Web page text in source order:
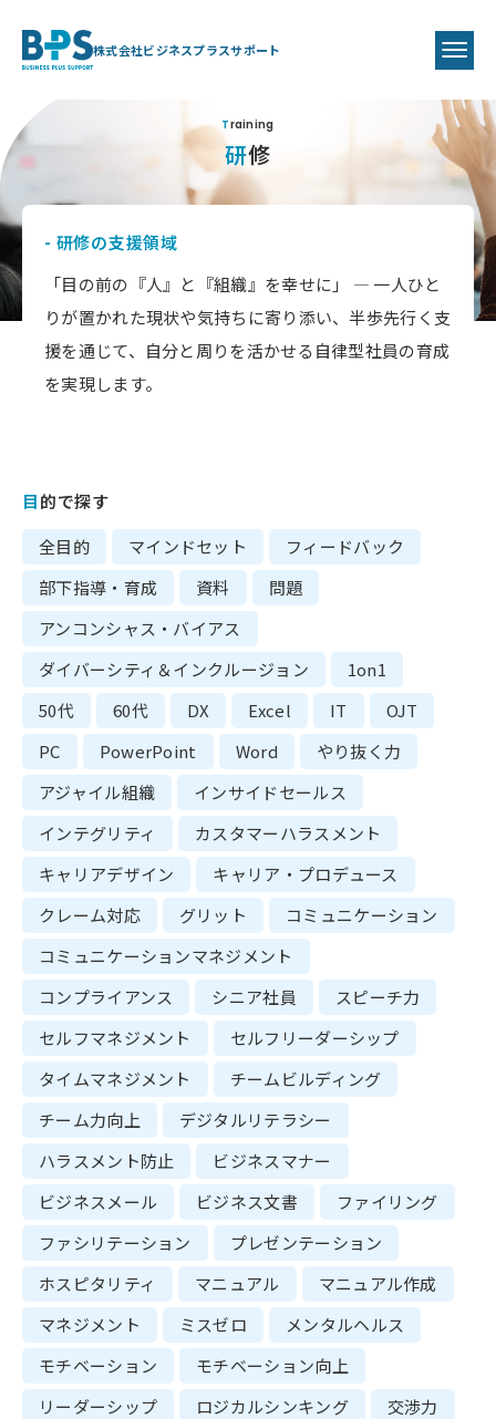
株式会社ビジネスプラスサポート
Training
研修
- 研修の支援領域
「目の前の『人』と『組織』を幸せに」 ― 一人ひと
りが置かれた現状や気持ちに寄り添い、半歩先行く支
援を通じて、自分と周りを活かせる自律型社員の育成
を実現します。
目的で探す
全目的
マインドセット
フィードバック
部下指導・育成
資料
問題
アンコンシャス・バイアス
ダイバーシティ＆インクルージョン
1on1
50代
60代 DX Excel IT
OJT
PC
PowerPoint Word
やり抜く力
アジャイル組織
インサイドセールス
インテグリティ
カスタマーハラスメント
キャリアデザイン
キャリア・プロデュース
クレーム対応
グリット
コミュニケーション
コミュニケーションマネジメント
コンプライアンス
シニア社員
スピーチ力
セルフマネジメント
セルフリーダーシップ
タイムマネジメント
チームビルディング
チーム力向上
デジタルリテラシー
ハラスメント防止
ビジネスマナー
ビジネスメール
ビジネス文書
ファイリング
ファシリテーション
プレゼンテーション
ホスピタリティ
マニュアル
マニュアル作成
マネジメント
ミスゼロ
メンタルヘルス
モチベーション
モチベーション向上
リーダーシップ
ロジカルシンキング
交渉力